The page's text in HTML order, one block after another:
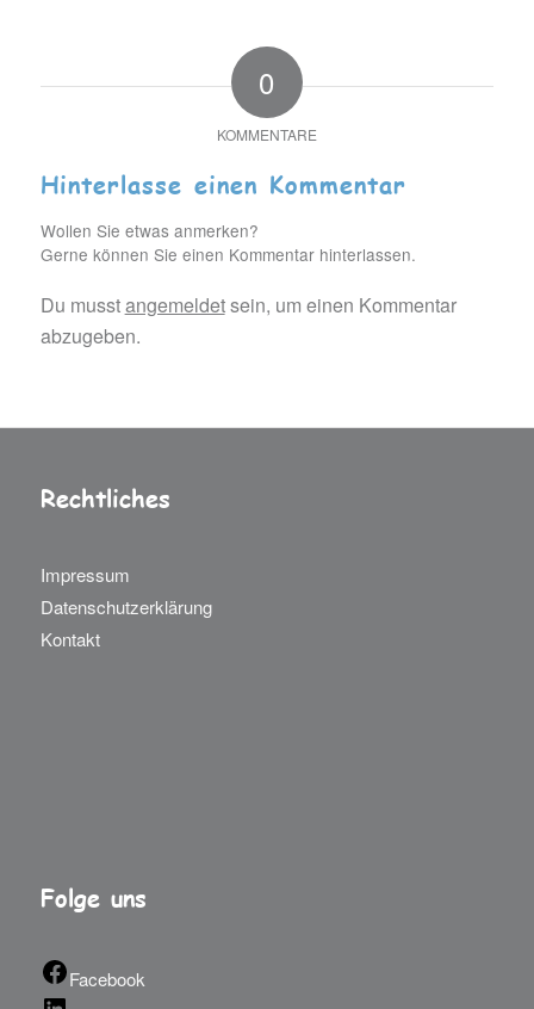
0
KOMMENTARE
Hinterlasse einen Kommentar
Wollen Sie etwas anmerken?
Gerne können Sie einen Kommentar hinterlassen.
Du musstangemeldetsein, um einen Kommentar
abzugeben.
Rechtliches
Impressum
Datenschutzerklärung
Kontakt
Folge uns
Facebook